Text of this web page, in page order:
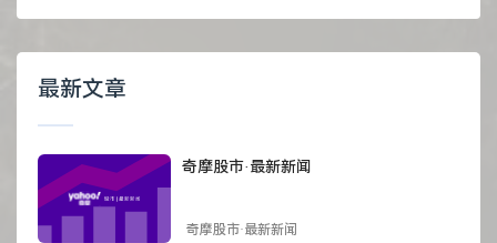
最新文章
奇摩股市·最新新闻
奇摩股市·最新新闻